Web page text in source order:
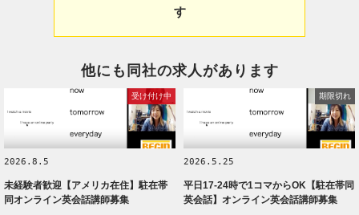
す
他にも同社の求人があります
受け付け中
2026.8.5
未経験者歓迎【アメリカ在住】駐在帯
同オンライン英会話講師募集
期限切れ
2026.5.25
平日17-24時で1コマからOK【駐在帯同
英会話】オンライン英会話講師募集